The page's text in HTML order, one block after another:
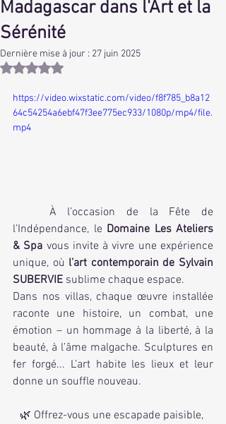
Madagascar dans l'Art et la
Sérénité
Dernière mise à jour : 27 juin 2025
Noté NaN étoiles sur 5.
https://video.wixstatic.com/video/f8f785_b8a12
64c54254a6ebf47f3ee775ec933/1080p/mp4/file.
mp4
l’Indépendance, le Domaine Les Ateliers
& Spa vous invite à vivre une expérience
unique, où l’art contemporain de Sylvain
SUBERVIE sublime chaque espace.
Dans nos villas, chaque œuvre installée
raconte une histoire, un combat, une
émotion – un hommage à la liberté, à la
beauté, à l’âme malgache. Sculptures en
fer forgé... L’art habite les lieux et leur
donne un souffle nouveau.
🌿 Offrez-vous une escapade paisible,